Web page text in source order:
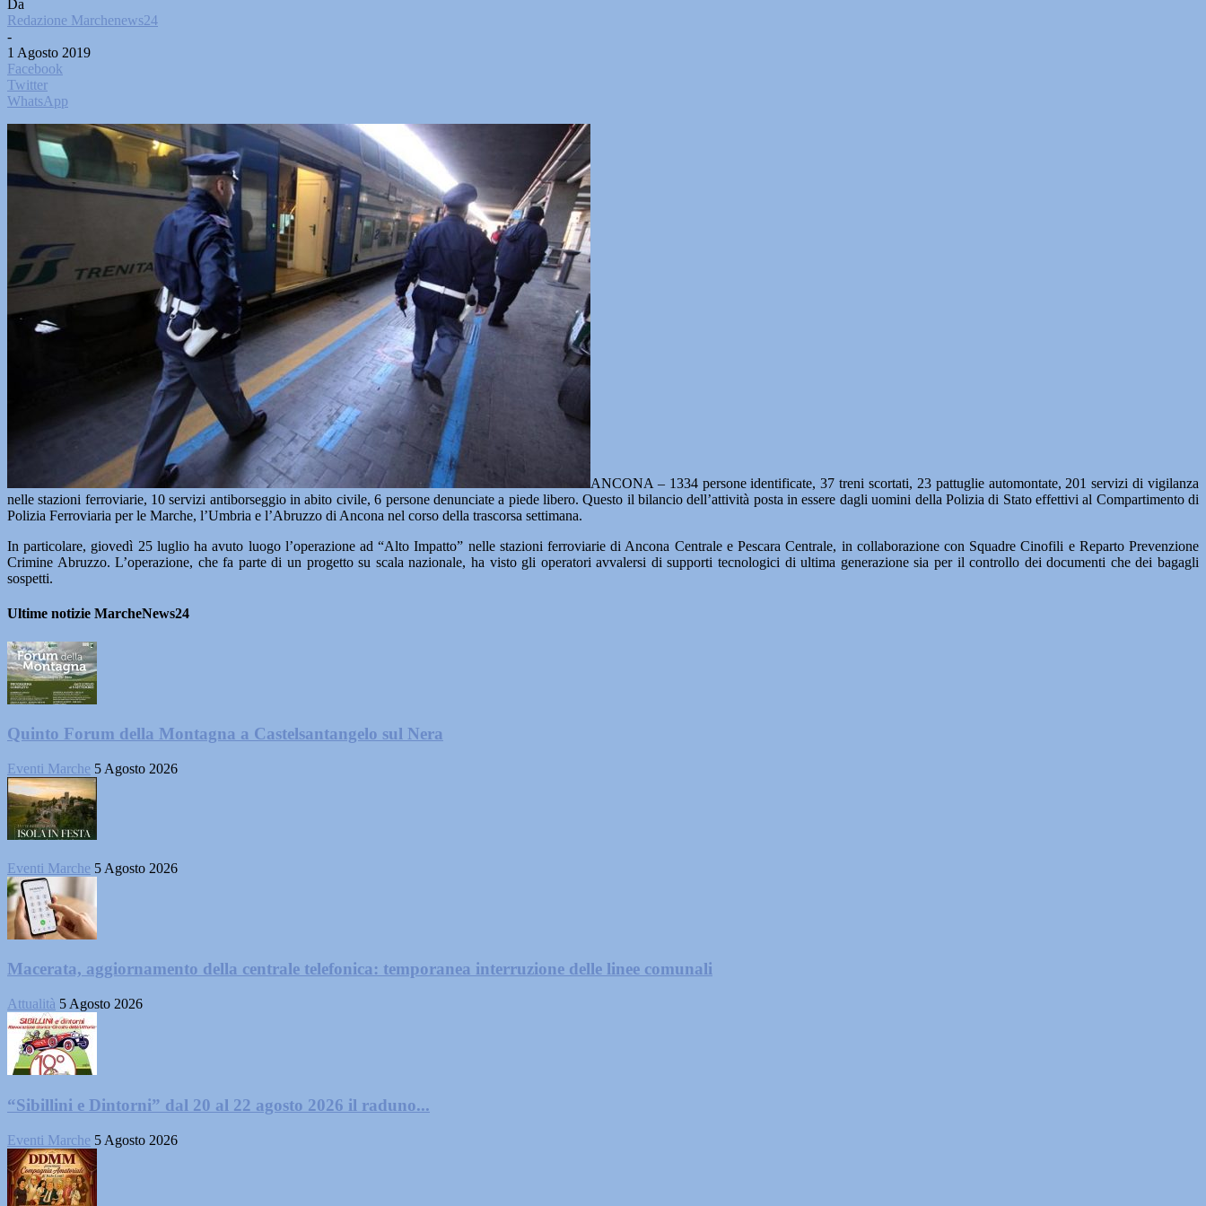
Da
Redazione Marchenews24
-
1 Agosto 2019
Facebook
Twitter
WhatsApp
ANCONA – 1334 persone identificate, 37 treni scortati, 23 pattuglie automontate, 201 servizi di vigilanza
nelle stazioni ferroviarie, 10 servizi antiborseggio in abito civile, 6 persone denunciate a piede libero. Questo il bilancio dell’attività posta in essere dagli uomini della Polizia di Stato effettivi al Compartimento di
Polizia Ferroviaria per le Marche, l’Umbria e l’Abruzzo di Ancona nel corso della trascorsa settimana.
In particolare, giovedì 25 luglio ha avuto luogo l’operazione ad “Alto Impatto” nelle stazioni ferroviarie di Ancona Centrale e Pescara Centrale, in collaborazione con Squadre Cinofili e Reparto Prevenzione
Crimine Abruzzo. L’operazione, che fa parte di un progetto su scala nazionale, ha visto gli operatori avvalersi di supporti tecnologici di ultima generazione sia per il controllo dei documenti che dei bagagli
sospetti.
Ultime notizie MarcheNews24
Quinto Forum della Montagna a Castelsantangelo sul Nera
Eventi Marche 5 Agosto 2026
Eventi Marche 5 Agosto 2026
Macerata, aggiornamento della centrale telefonica: temporanea interruzione delle linee comunali
Attualità 5 Agosto 2026
“Sibillini e Dintorni” dal 20 al 22 agosto 2026 il raduno...
Eventi Marche 5 Agosto 2026